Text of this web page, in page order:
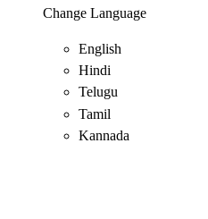
Change Language
English
Hindi
Telugu
Tamil
Kannada